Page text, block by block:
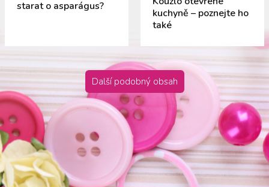
starat o asparágus?
kuchyně – poznejte ho
také
Další podobný obsah